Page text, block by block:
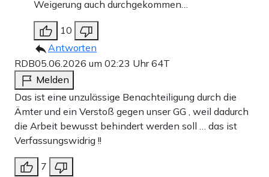
Weigerung auch durchgekommen…
10
Antworten
RDB05.06.2026 um 02:23 Uhr64T
Melden
Das ist eine unzulässige Benachteiligung durch die
Ämter und ein Verstoß gegen unser GG , weil dadurch
die Arbeit bewusst behindert werden soll … das ist
Verfassungswidrig !!
7